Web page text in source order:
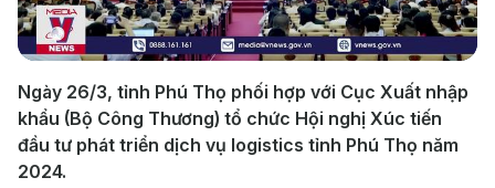
Video
Ngày 26/3, tỉnh Phú Thọ phối hợp với Cục Xuất nhập
khẩu (Bộ Công Thương) tổ chức Hội nghị Xúc tiến
đầu tư phát triển dịch vụ logistics tỉnh Phú Thọ năm
2024.